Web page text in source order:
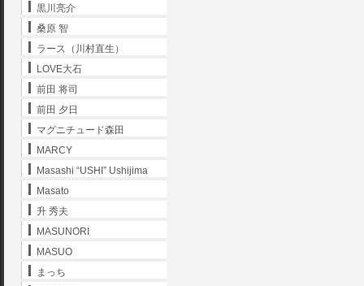
黒川亮介
桑原 智
ラース（川村直生）
LOVE大石
前田 将司
前田 夕日
マグニチュード森田
MARCY
Masashi “USHI” Ushijima
Masato
升 秀夫
MASUNORI
MASUO
まっち